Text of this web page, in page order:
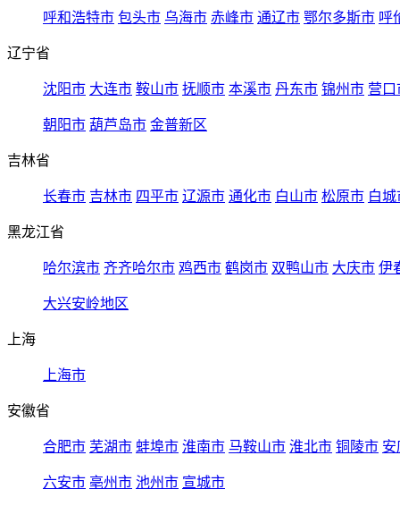
呼和浩特市 包头市 乌海市 赤峰市 通辽市 鄂尔多斯市 呼
辽宁省
沈阳市 大连市 鞍山市 抚顺市 本溪市 丹东市 锦州市 营口
朝阳市 葫芦岛市 金普新区
吉林省
长春市 吉林市 四平市 辽源市 通化市 白山市 松原市 白城
黑龙江省
哈尔滨市 齐齐哈尔市 鸡西市 鹤岗市 双鸭山市 大庆市 伊
大兴安岭地区
上海
上海市
安徽省
合肥市 芜湖市 蚌埠市 淮南市 马鞍山市 淮北市 铜陵市 安
六安市 亳州市 池州市 宣城市